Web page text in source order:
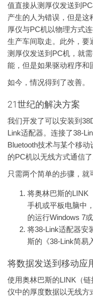
值直接从测厚仪发送到
产生的人为错误，但是这
厚仪与PC机以物理方式
生产车间取走。此外，要
测厚仪发送到PC机，就
能，但是如果驱动程序和
如今，情况得到了改善。
21世纪的解决方案
我们开发了可以安装到
Link适配器。连接了38-
Bluetooth技术与某个移
的PC机以无线方式通信了
只需两个简单的步骤，就
将奥林巴斯的LINK
手机或平板电脑中
的运行Windows 7
将38-Link适配器安
斯的《38-Link简易
将数据发送到移动应
使用奥林巴斯的LINK（
仪中的厚度数据以无线方